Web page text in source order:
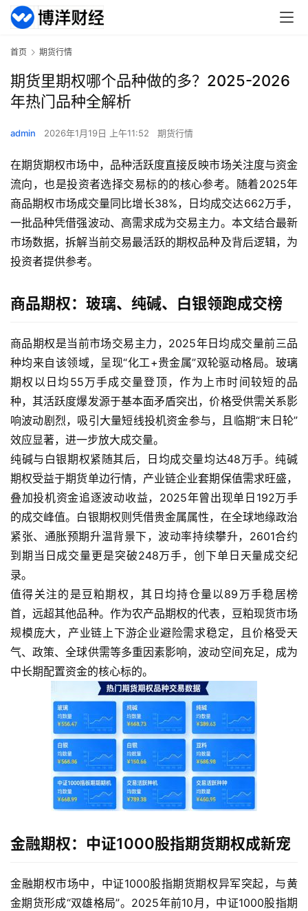
首页 期货行情
期货里期权哪个品种做的多？2025-2026
年热门品种全解析
admin 2026年1月19日 上午11:52 期货行情
在期货期权市场中，品种活跃度直接反映市场关注度与资金
流向，也是投资者选择交易标的的核心参考。随着2025年
商品期权市场成交量同比增长38%，日均成交达662万手，
一批品种凭借强波动、高需求成为交易主力。本文结合最新
市场数据，拆解当前交易最活跃的期权品种及背后逻辑，为
投资者提供参考。
商品期权：玻璃、纯碱、白银领跑成交榜
商品期权是当前市场交易主力，2025年日均成交量前三品
种均来自该领域，呈现“化工+贵金属”双轮驱动格局。玻璃
期权以日均55万手成交量登顶，作为上市时间较短的品
种，其活跃度爆发源于基本面矛盾突出，价格受供需关系影
响波动剧烈，吸引大量短线投机资金参与，且临期“末日轮”
效应显著，进一步放大成交量。
纯碱与白银期权紧随其后，日均成交量均达48万手。纯碱
期权受益于期货单边行情，产业链企业套期保值需求旺盛，
叠加投机资金追逐波动收益，2025年曾出现单日192万手
的成交峰值。白银期权则凭借贵金属属性，在全球地缘政治
紧张、通胀预期升温背景下，波动率持续攀升，2601合约
到期当日成交量更是突破248万手，创下单日天量成交纪
录。
值得关注的是豆粕期权，其日均持仓量以89万手稳居榜
首，远超其他品种。作为农产品期权的代表，豆粕现货市场
规模庞大，产业链上下游企业避险需求稳定，且价格受天
气、政策、全球供需等多重因素影响，波动空间充足，成为
中长期配置资金的核心标的。
金融期权：中证1000股指期货期权成新宠
金融期权市场中，中证1000股指期货期权异军突起，与黄
金期货形成“双雄格局”。2025年前10月，中证1000股指期